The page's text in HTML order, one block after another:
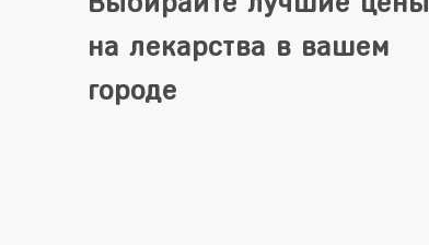
на лекарства в вашем
городе